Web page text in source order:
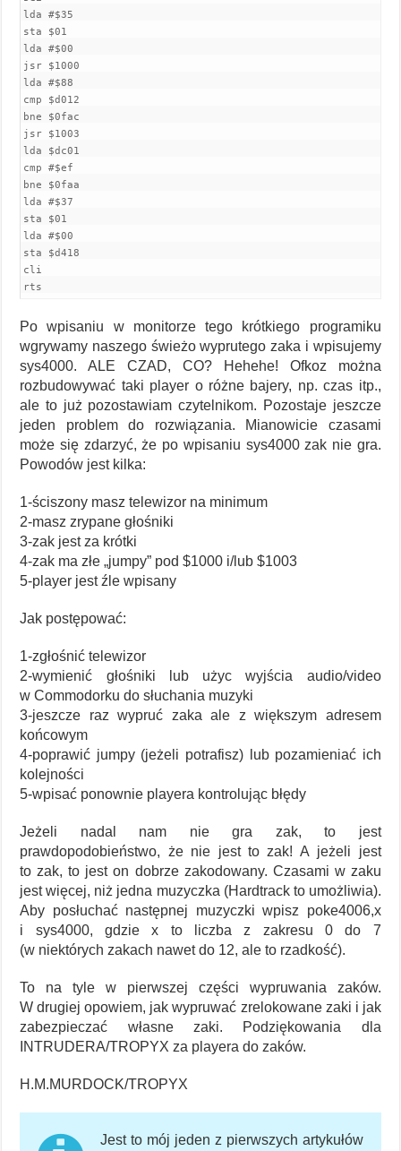
lda #$35
sta $01
lda #$00
jsr $1000
lda #$88
cmp $d012
bne $0fac
jsr $1003
lda $dc01
cmp #$ef
bne $0faa
lda #$37
sta $01
lda #$00
sta $d418
cli
rts
Po wpisaniu w monitorze tego krótkiego programiku
wgrywamy naszego świeżo wyprutego zaka i wpisujemy
sys4000. ALE CZAD, CO? Hehehe! Ofkoz można
rozbudowywać taki player o różne bajery, np. czas itp.,
ale to już pozostawiam czytelnikom. Pozostaje jeszcze
jeden problem do rozwiązania. Mianowicie czasami
może się zdarzyć, że po wpisaniu sys4000 zak nie gra.
Powodów jest kilka:
1-ściszony masz telewizor na minimum
2-masz zrypane głośniki
3-zak jest za krótki
4-zak ma złe „jumpy” pod $1000 i/lub $1003
5-player jest źle wpisany
Jak postępować:
1-zgłośnić telewizor
2-wymienić głośniki lub użyc wyjścia audio/video
w Commodorku do słuchania muzyki
3-jeszcze raz wypruć zaka ale z większym adresem
końcowym
4-poprawić jumpy (jeżeli potrafisz) lub pozamieniać ich
kolejności
5-wpisać ponownie playera kontrolując błędy
Jeżeli nadal nam nie gra zak, to jest
prawdopodobieństwo, że nie jest to zak! A jeżeli jest
to zak, to jest on dobrze zakodowany. Czasami w zaku
jest więcej, niż jedna muzyczka (Hardtrack to umożliwia).
Aby posłuchać następnej muzyczki wpisz poke4006,x
i sys4000, gdzie x to liczba z zakresu 0 do 7
(w niektórych zakach nawet do 12, ale to rzadkość).
To na tyle w pierwszej części wypruwania zaków.
W drugiej opowiem, jak wypruwać zrelokowane zaki i jak
zabezpieczać własne zaki. Podziękowania dla
INTRUDERA/TROPYX za playera do zaków.
H.M.MURDOCK/TROPYX
Jest to mój jeden z pierwszych artykułów